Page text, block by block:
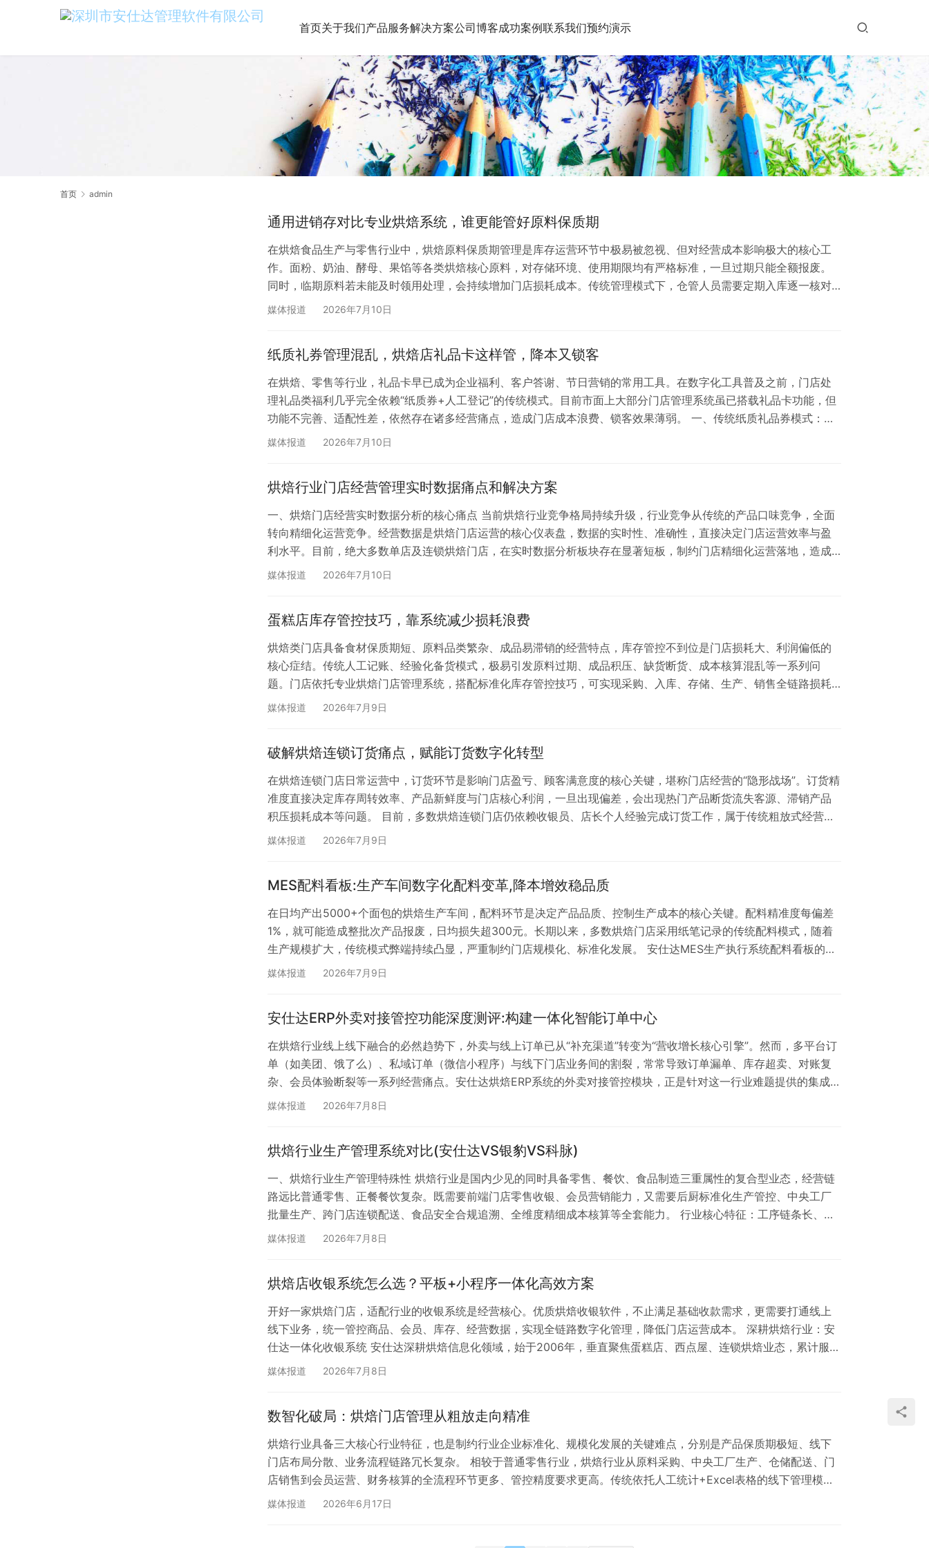
首页关于我们产品服务解决方案公司博客成功案例联系我们预约演示
首页 admin
通用进销存对比专业烘焙系统，谁更能管好原料保质期
在烘焙食品生产与零售行业中，烘焙原料保质期管理是库存运营环节中极易被忽视、但对经营成本影响极大的核心工
作。面粉、奶油、酵母、果馅等各类烘焙核心原料，对存储环境、使用期限均有严格标准，一旦过期只能全额报废。
同时，临期原料若未能及时领用处理，会持续增加门店损耗成本。传统管理模式下，仓管人员需要定期入库逐一核对
物料采购日期、保质期状态，人工排查临期物料，不仅耗时耗力、效率低下，还容易因人工疏忽出现漏查、错查问
媒体报道 2026年7月10日
纸质礼券管理混乱，烘焙店礼品卡这样管，降本又锁客
在烘焙、零售等行业，礼品卡早已成为企业福利、客户答谢、节日营销的常用工具。在数字化工具普及之前，门店处
理礼品类福利几乎完全依赖“纸质券+人工登记”的传统模式。目前市面上大部分门店管理系统虽已搭载礼品卡功能，但
功能不完善、适配性差，依然存在诸多经营痛点，造成门店成本浪费、锁客效果薄弱。 一、传统纸质礼品券模式：低
效且难以追溯 传统纸质礼品券的弊端已成为烘焙行业普遍共识，整体模式效率低下、风险较高、无客户沉淀价值，具
媒体报道 2026年7月10日
烘焙行业门店经营管理实时数据痛点和解决方案
一、烘焙门店经营实时数据分析的核心痛点 当前烘焙行业竞争格局持续升级，行业竞争从传统的产品口味竞争，全面
转向精细化运营竞争。经营数据是烘焙门店运营的核心仪表盘，数据的实时性、准确性，直接决定门店运营效率与盈
利水平。目前，绝大多数单店及连锁烘焙门店，在实时数据分析板块存在显著短板，制约门店精细化运营落地，造成
利润流失。行业核心痛点主要集中在四大维度。 （一）数据采集滞后，无法实时掌握经营动态 多数烘焙门店仍沿用人
媒体报道 2026年7月10日
蛋糕店库存管控技巧，靠系统减少损耗浪费
烘焙类门店具备食材保质期短、原料品类繁杂、成品易滞销的经营特点，库存管控不到位是门店损耗大、利润偏低的
核心症结。传统人工记账、经验化备货模式，极易引发原料过期、成品积压、缺货断货、成本核算混乱等一系列问
题。门店依托专业烘焙门店管理系统，搭配标准化库存管控技巧，可实现采购、入库、存储、生产、销售全链路损耗
管控，有效锁住门店真实利润。 一、蛋糕店库存损耗的核心痛点 传统人工库存管理模式存在诸多漏洞，是烘焙门店库
媒体报道 2026年7月9日
破解烘焙连锁订货痛点，赋能订货数字化转型
在烘焙连锁门店日常运营中，订货环节是影响门店盈亏、顾客满意度的核心关键，堪称门店经营的“隐形战场”。订货精
准度直接决定库存周转效率、产品新鲜度与门店核心利润，一旦出现偏差，会出现热门产品断货流失客源、滞销产品
积压损耗成本等问题。 目前，多数烘焙连锁门店仍依赖收银员、店长个人经验完成订货工作，属于传统粗放式经营模
式。该模式效率低下，让门店长期陷入“不够卖”与“卖不完”的两难困境，严重制约烘焙品牌规模化发展。 安仕达门店订
媒体报道 2026年7月9日
MES配料看板:生产车间数字化配料变革,降本增效稳品质
在日均产出5000+个面包的烘焙生产车间，配料环节是决定产品品质、控制生产成本的核心关键。配料精准度每偏差
1%，就可能造成整批次产品报废，日均损失超300元。长期以来，多数烘焙门店采用纸笔记录的传统配料模式，随着
生产规模扩大，传统模式弊端持续凸显，严重制约门店规模化、标准化发展。 安仕达MES生产执行系统配料看板的落
地应用，不仅完成了配料作业工具的数字化迭代，更实现了生产管理思维的全面升级，为面包车间打造精准、高效、
媒体报道 2026年7月9日
安仕达ERP外卖对接管控功能深度测评:构建一体化智能订单中心
在烘焙行业线上线下融合的必然趋势下，外卖与线上订单已从“补充渠道”转变为“营收增长核心引擎”。然而，多平台订
单（如美团、饿了么）、私域订单（微信小程序）与线下门店业务间的割裂，常常导致‌订单漏单、库存超卖、对账复
杂、会员体验断裂‌等一系列经营痛点。安仕达烘焙ERP系统的外卖对接管控模块，正是针对这一行业难题提供的集成化
解决方案。本文将依据其官方资料与实践应用场景，对该功能进行结构化分析，剖析其如何助力烘焙企业实现外卖业
媒体报道 2026年7月8日
烘焙行业生产管理系统对比(安仕达VS银豹VS科脉)
一、烘焙行业生产管理特殊性 烘焙行业是国内少见的同时具备零售、餐饮、食品制造三重属性的复合型业态，经营链
路远比普通零售、正餐餐饮复杂。既需要前端门店零售收银、会员营销能力，又需要后厨标准化生产管控、中央工厂
批量生产、跨门店连锁配送、食品安全合规追溯、全维度精细成本核算等全套能力。 行业核心特征：工序链条长、工
艺参数严苛、产品保质期极短、损耗波动大、监管合规要求高、前店后厂与中央工厂多模式并存。因此，普通通用型
媒体报道 2026年7月8日
烘焙店收银系统怎么选？平板+小程序一体化高效方案
开好一家烘焙门店，适配行业的收银系统是经营核心。优质烘焙收银软件，不止满足基础收款需求，更需要打通线上
线下业务，统一管控商品、会员、库存、经营数据，实现全链路数字化管理，降低门店运营成本。 深耕烘焙行业：安
仕达一体化收银系统 安仕达深耕烘焙信息化领域，始于2006年，垂直聚焦蛋糕店、西点屋、连锁烘焙业态，累计服务
10000+专业烘焙门店，打造平板收银+自有小程序一体化管理方案，贴合烘焙售卖、生产、营销全场景，适配单店、
媒体报道 2026年7月8日
数智化破局：烘焙门店管理从粗放走向精准
烘焙行业具备三大核心行业特征，也是制约行业企业标准化、规模化发展的关键难点，分别是产品保质期极短、线下
门店布局分散、业务流程链路冗长复杂。 相较于普通零售行业，烘焙行业从原料采购、中央工厂生产、仓储配送、门
店销售到会员运营、财务核算的全流程环节更多、管控精度要求更高。传统依托人工统计+Excel表格的线下管理模
式，适配不了连锁烘焙企业的经营需求，极易陷入运营效率低下、原料损耗过高、数据杂乱脱节、经营决策滞后的四
媒体报道 2026年6月17日